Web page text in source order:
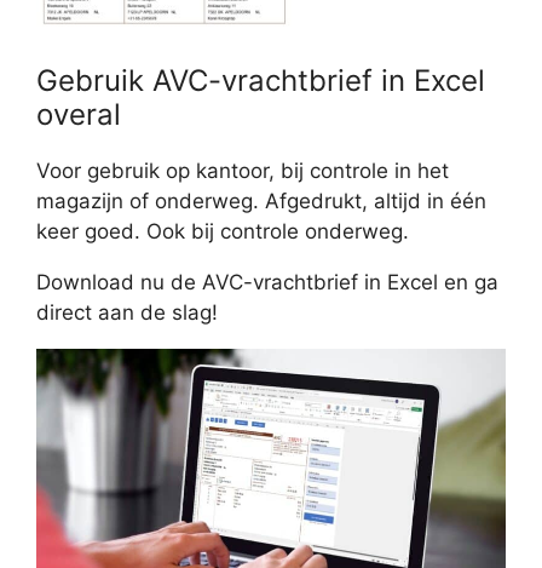
Gebruik AVC-vrachtbrief in Excel
overal
Voor gebruik op kantoor, bij controle in het
magazijn of onderweg. Afgedrukt, altijd in één
keer goed. Ook bij controle onderweg.
Download nu de AVC-vrachtbrief in Excel en ga
direct aan de slag!